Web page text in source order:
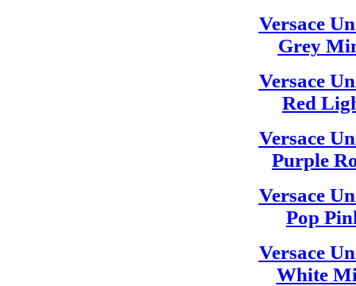
Versace
Grey
Versace
Red
Versace
Purple
Versace
Pop
Versace
White